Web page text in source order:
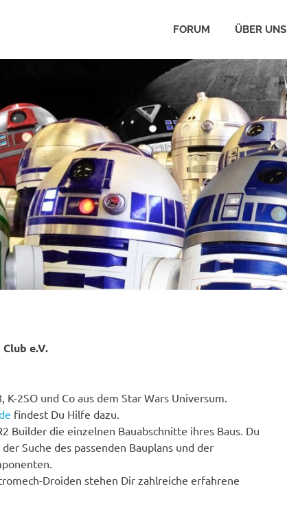
FORUM ÜBER UNS
e.V.
2SO und Co aus dem Star Wars Universum.
findest Du Hilfe dazu.
Builder die einzelnen Bauabschnitte ihres Baus. Du
Suche des passenden Bauplans und der
Droiden stehen Dir zahlreiche erfahrene